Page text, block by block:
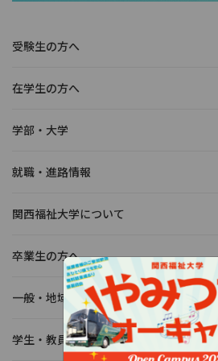
受験生の方へ
在学生の方へ
学部・大学
就職・進路情報
関西福祉大学について
卒業生の方へ
一般・地域の方へ
学生・教員の活動